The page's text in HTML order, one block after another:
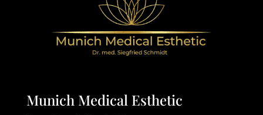
Munich Medical Esthetic